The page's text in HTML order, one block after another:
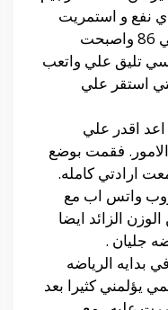
نفع و استمريت
علي ذلك حتي وصل وزني 86 واصبحت
تليق علي واتعب
استقر علي
اقدر علي
الامور. فقمت بوضع
ارادتي كامله.
واتس اب مع
الزائد ايضا
جليان .
بدايه الرياضه
يؤلمني كثيرا بعد